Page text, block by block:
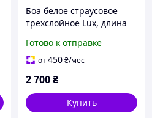
Боа белое страусовое
трехслойное Lux, длина
Готово к отправке
от450₴/мес
2 700₴
Купить